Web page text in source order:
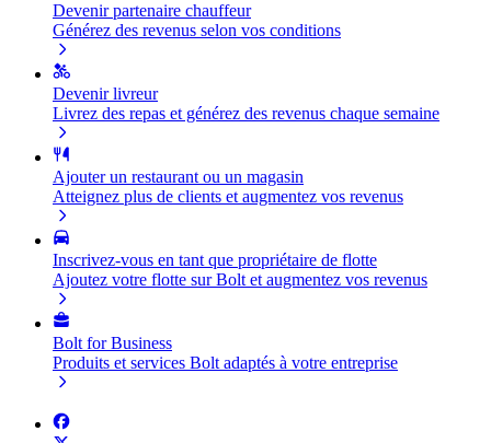
Devenir partenaire chauffeur
Générez des revenus selon vos conditions
Devenir livreur
Livrez des repas et générez des revenus chaque semaine
Ajouter un restaurant ou un magasin
Atteignez plus de clients et augmentez vos revenus
Inscrivez-vous en tant que propriétaire de flotte
Ajoutez votre flotte sur Bolt et augmentez vos revenus
Bolt for Business
Produits et services Bolt adaptés à votre entreprise